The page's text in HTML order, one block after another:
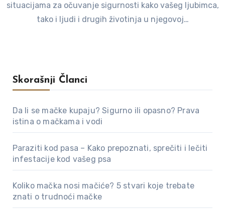
situacijama za očuvanje sigurnosti kako vašeg ljubimca,
tako i ljudi i drugih životinja u njegovoj…
Skorašnji Članci
Da li se mačke kupaju? Sigurno ili opasno? Prava
istina o mačkama i vodi
Paraziti kod pasa – Kako prepoznati, sprečiti i lečiti
infestacije kod vašeg psa
Koliko mačka nosi mačiće? 5 stvari koje trebate
znati o trudnoći mačke